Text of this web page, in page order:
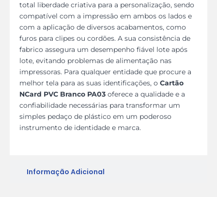
Informação Adicional
total liberdade criativa para a personalização, sendo
compatível com a impressão em ambos os lados e
com a aplicação de diversos acabamentos, como
furos para clipes ou cordões. A sua consistência de
fabrico assegura um desempenho fiável lote após
lote, evitando problemas de alimentação nas
impressoras. Para qualquer entidade que procure a
melhor tela para as suas identificações, o Cartão
NCard PVC Branco PA03 oferece a qualidade e a
confiabilidade necessárias para transformar um
simples pedaço de plástico em um poderoso
instrumento de identidade e marca.